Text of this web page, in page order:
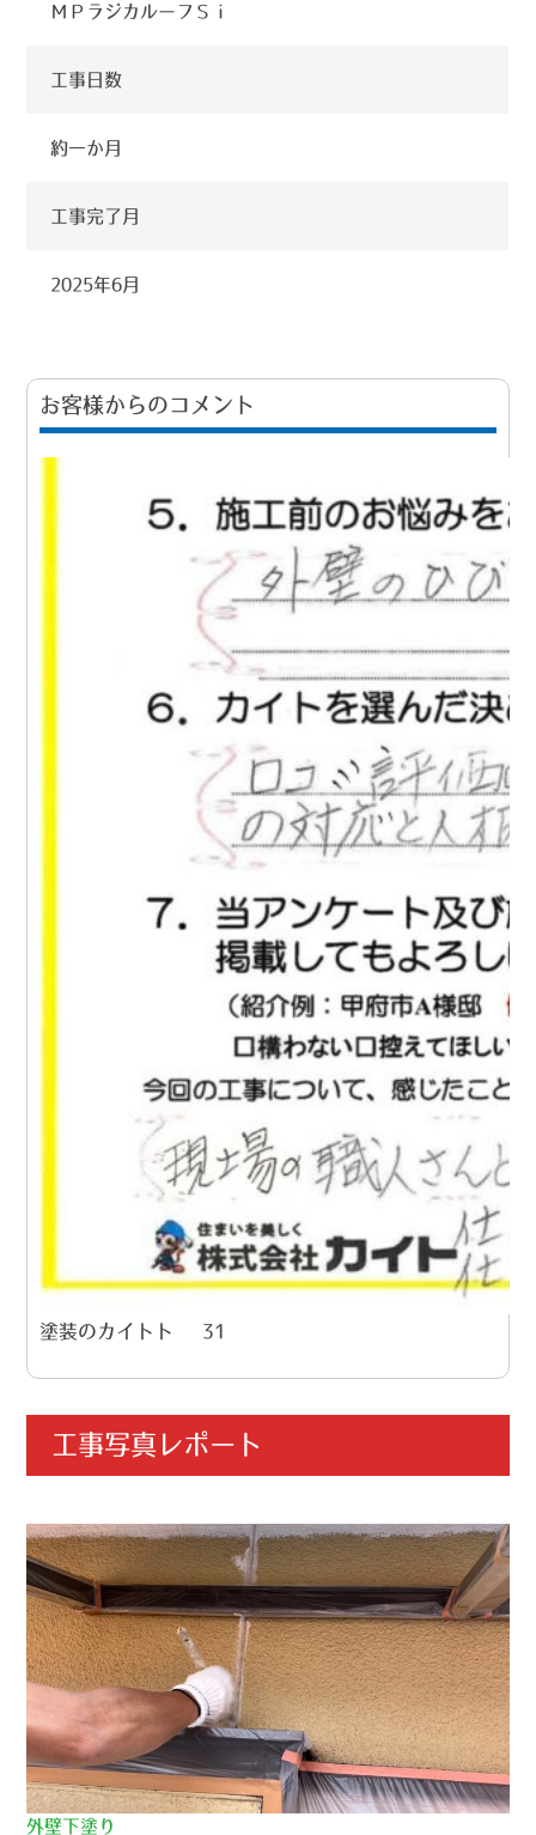
ＭＰラジカルーフＳｉ
工事日数
約一か月
工事完了月
2025年6月
お客様からのコメント
塗装のカイトト – 31
工事写真レポート
外壁下塗り